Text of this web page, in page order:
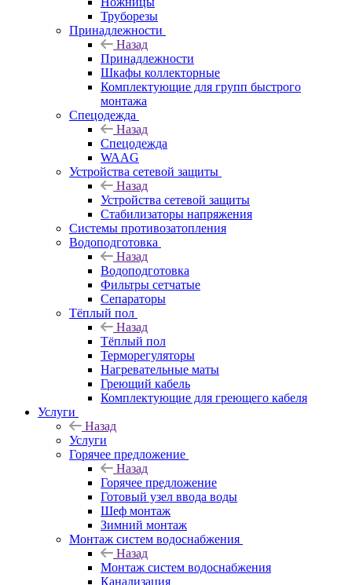
Труборезы
Принадлежности
Назад
Принадлежности
Шкафы коллекторные
Комплектующие для групп быстрого
монтажа
Спецодежда
Назад
Спецодежда
WAAG
Устройства сетевой защиты
Назад
Устройства сетевой защиты
Стабилизаторы напряжения
Системы противозатопления
Водоподготовка
Назад
Водоподготовка
Фильтры сетчатые
Сепараторы
Тёплый пол
Назад
Тёплый пол
Терморегуляторы
Нагревательные маты
Греющий кабель
Комплектующие для греющего кабеля
Услуги
Назад
Услуги
Горячее предложение
Назад
Горячее предложение
Готовый узел ввода воды
Шеф монтаж
Зимний монтаж
Монтаж систем водоснабжения
Назад
Монтаж систем водоснабжения
Канализация